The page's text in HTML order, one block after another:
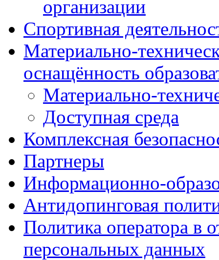
организации
Спортивная
Материально-
оснащённость
Материально-
Доступная среда
Комплексная
Партнеры
Информационно-
Антидопинговая
Политика оператора в
персональных данных